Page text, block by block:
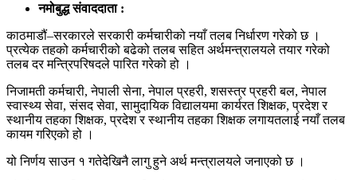
नमोबुद्ध संवाददाता:
काठमाडौं–सरकारले सरकारी कर्मचारीको नयाँ तलब निर्धारण गरेको छ ।
प्रत्येक तहको कर्मचारीको बढेको तलब सहित अर्थमन्त्रालयले तयार गरेको
तलब दर मन्त्रिपरिषदले पारित गरेको हो ।
निजामती कर्मचारी, नेपाली सेना, नेपाल प्रहरी, शसस्त्र प्रहरी बल, नेपाल
स्वास्थ्य सेवा, संसद सेवा, सामुदायिक विद्यालयमा कार्यरत शिक्षक, प्रदेश र
स्थानीय तहका शिक्षक, प्रदेश र स्थानीय तहका शिक्षक लगायतलाई नयाँ तलब
कायम गरिएको हो ।
यो निर्णय साउन १ गतेदेखिनै लागु हुने अर्थ मन्त्रालयले जनाएको छ ।